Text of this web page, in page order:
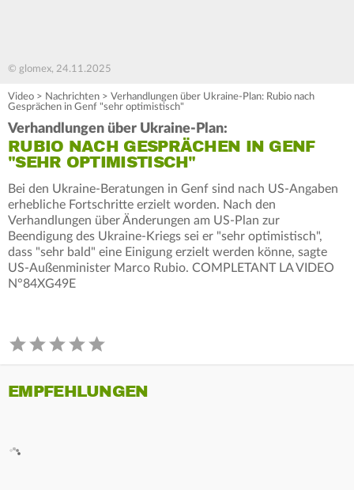
© glomex, 24.11.2025
Video > Nachrichten > Verhandlungen über Ukraine-Plan: Rubio nach
Gesprächen in Genf "sehr optimistisch"
Verhandlungen über Ukraine-Plan:
RUBIO NACH GESPRÄCHEN IN GENF
"SEHR OPTIMISTISCH"
Bei den Ukraine-Beratungen in Genf sind nach US-Angaben
erhebliche Fortschritte erzielt worden. Nach den
Verhandlungen über Änderungen am US-Plan zur
Beendigung des Ukraine-Kriegs sei er "sehr optimistisch",
dass "sehr bald" eine Einigung erzielt werden könne, sagte
US-Außenminister Marco Rubio. COMPLETANT LA VIDEO
N°84XG49E
EMPFEHLUNGEN